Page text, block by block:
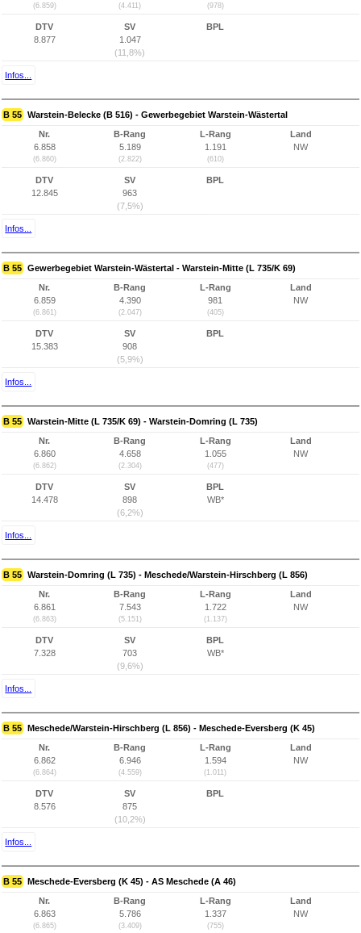
(6.859) (4.411) (978)
DTV
8.877
SV
1.047
(11,8%)
BPL
Infos...
B 55 Warstein-Belecke (B 516) - Gewerbegebiet Warstein-Wästertal
Nr.
6.858
(6.860)
B-Rang
5.189
(2.822)
L-Rang
1.191
(610)
Land
NW
DTV
12.845
SV
963
(7,5%)
BPL
Infos...
B 55 Gewerbegebiet Warstein-Wästertal - Warstein-Mitte (L 735/K 69)
Nr.
6.859
(6.861)
B-Rang
4.390
(2.047)
L-Rang
981
(405)
Land
NW
DTV
15.383
SV
908
(5,9%)
BPL
Infos...
B 55 Warstein-Mitte (L 735/K 69) - Warstein-Domring (L 735)
Nr.
6.860
(6.862)
B-Rang
4.658
(2.304)
L-Rang
1.055
(477)
Land
NW
DTV
14.478
SV
898
(6,2%)
BPL
WB*
Infos...
B 55 Warstein-Domring (L 735) - Meschede/Warstein-Hirschberg (L 856)
Nr.
6.861
(6.863)
B-Rang
7.543
(5.151)
L-Rang
1.722
(1.137)
Land
NW
DTV
7.328
SV
703
(9,6%)
BPL
WB*
Infos...
B 55 Meschede/Warstein-Hirschberg (L 856) - Meschede-Eversberg (K 45)
Nr.
6.862
(6.864)
B-Rang
6.946
(4.559)
L-Rang
1.594
(1.011)
Land
NW
DTV
8.576
SV
875
(10,2%)
BPL
Infos...
B 55 Meschede-Eversberg (K 45) - AS Meschede (A 46)
Nr.
6.863
(6.865)
B-Rang
5.786
(3.409)
L-Rang
1.337
(755)
Land
NW